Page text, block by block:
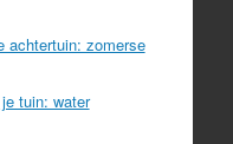
achtertuin: zomerse
tuin: water